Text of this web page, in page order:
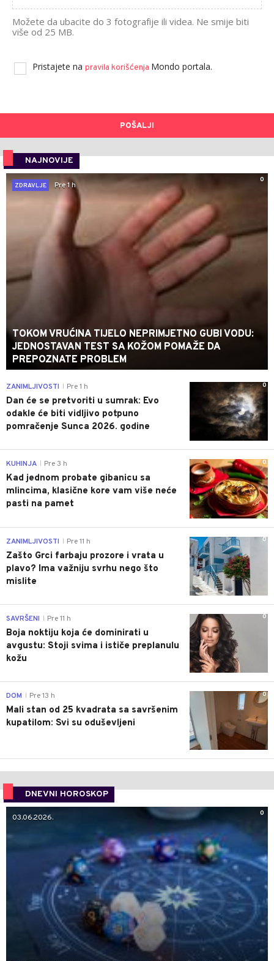
Možete da ubacite do 3 fotografije ili videa. Ne smije biti
više od 25 MB.
Pristajete na pravila korišćenja Mondo portala.
POŠALJI
NAJNOVIJE
0
ZDRAVLJE
Pre 1 h
TOKOM VRUĆINA TIJELO NEPRIMJETNO GUBI VODU:
JEDNOSTAVAN TEST SA KOŽOM POMAŽE DA
PREPOZNATE PROBLEM
0
ZANIMLJIVOSTI Pre 1 h
Dan će se pretvoriti u sumrak: Evo
odakle će biti vidljivo potpuno
pomračenje Sunca 2026. godine
0
KUHINJA Pre 3 h
Kad jednom probate gibanicu sa
mlincima, klasične kore vam više neće
pasti na pamet
0
ZANIMLJIVOSTI Pre 11 h
Zašto Grci farbaju prozore i vrata u
plavo? Ima važniju svrhu nego što
mislite
0
SAVRŠENI Pre 11 h
Boja noktiju koja će dominirati u
avgustu: Stoji svima i ističe preplanulu
kožu
0
DOM Pre 13 h
Mali stan od 25 kvadrata sa savršenim
kupatilom: Svi su oduševljeni
DNEVNI HOROSKOP
0
03.06.2026.